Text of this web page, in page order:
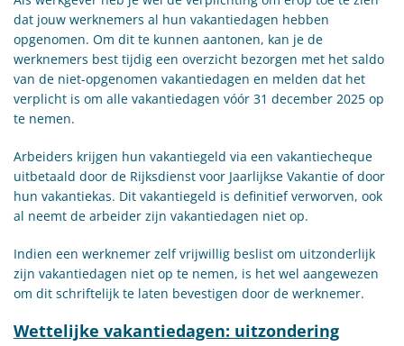
dat jouw werknemers al hun vakantiedagen hebben
opgenomen. Om dit te kunnen aantonen, kan je de
werknemers best tijdig een overzicht bezorgen met het saldo
van de niet-opgenomen vakantiedagen en melden dat het
verplicht is om alle vakantiedagen vóór 31 december 2025 op
te nemen.
Arbeiders krijgen hun vakantiegeld via een vakantiecheque
uitbetaald door de Rijksdienst voor Jaarlijkse Vakantie of door
hun vakantiekas. Dit vakantiegeld is definitief verworven, ook
al neemt de arbeider zijn vakantiedagen niet op.
Indien een werknemer zelf vrijwillig beslist om uitzonderlijk
zijn vakantiedagen niet op te nemen, is het wel aangewezen
om dit schriftelijk te laten bevestigen door de werknemer.
Wettelijke vakantiedagen: uitzondering